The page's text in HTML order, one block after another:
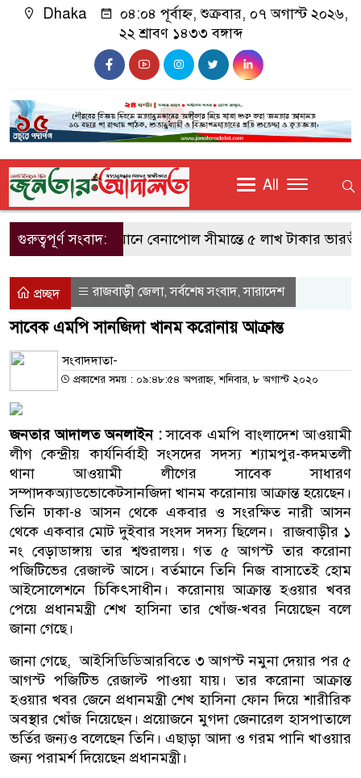
Dhaka
০৪:০৪ পূর্বাহ্ন, শুক্রবার, ০৭ অগাস্ট ২০২৬,
২২ শ্রাবণ ১৪৩৩ বঙ্গাব্দ
All
গুরুত্বপূর্ণ সংবাদ:
বিজিবির অভিযানে বেনাপোল সীমান্তে ৫ লাখ টাকার ভারতীয়
প্রচ্ছদ রাজবাড়ী জেলা,সর্বশেষ সংবাদ,সারাদেশ
সাবেক এমপি সানজিদা খানম করোনায় আক্রান্ত
সংবাদদাতা-
প্রকাশের সময় : ০৯:৪৮:৫৪ অপরাহ্ন, শনিবার, ৮ অগাস্ট ২০২০
জনতার আদালত অনলাইন :সাবেক এমপি বাংলাদেশ আওয়ামী
লীগ কেন্দ্রীয় কার্যনির্বাহী সংসদের সদস্য শ্যামপুর-কদমতলী
থানা আওয়ামী লীগের সাবেক সাধারণ
সম্পাদকঅ্যাডভোকেটসানজিদা খানম করোনায় আক্রান্ত হয়েছেন।
তিনি ঢাকা-৪ আসন থেকে একবার ও সংরক্ষিত নারী আসন
থেকে একবার মোট দুইবার সংসদ সদস্য ছিলেন। রাজবাড়ীর ১
নং বেড়াডাঙ্গায় তার শ্বশুরালয়। গত ৫ আগস্ট তার করোনা
পজিটিভের রেজাল্ট আসে। বর্তমানে তিনি নিজ বাসাতেই হোম
আইসোলেশনে চিকিৎসাধীন। করোনায় আক্রান্ত হওয়ার খবর
পেয়ে প্রধানমন্ত্রী শেখ হাসিনা তার খোঁজ-খবর নিয়েছেন বলে
জানা গেছে।
জানা গেছে, আইসিডিডিআরবিতে ৩ আগস্ট নমুনা দেয়ার পর ৫
আগস্ট পজিটিভ রেজাল্ট পাওয়া যায়। তার করোনা আক্রান্ত
হওয়ার খবর জেনে প্রধানমন্ত্রী শেখ হাসিনা ফোন দিয়ে শারীরিক
অবস্থার খোঁজ নিয়েছেন। প্রয়োজনে মুগদা জেনারেল হাসপাতালে
ভর্তির জন্যও বলেছেন তিনি। এছাড়া আদা ও গরম পানি খাওয়ার
জন্য পরামর্শ দিয়েছেন প্রধানমন্ত্রী।